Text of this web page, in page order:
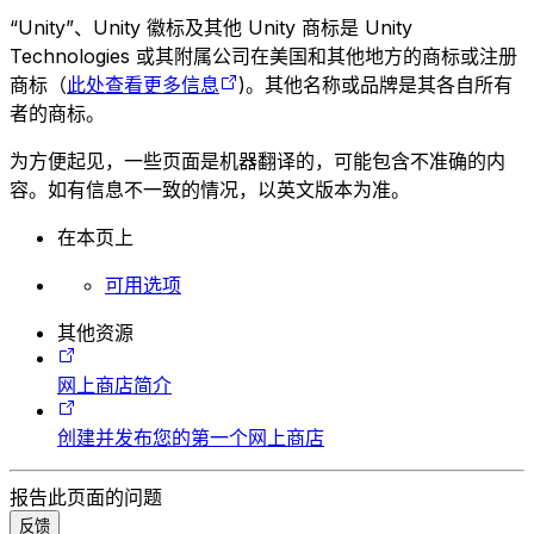
“Unity”、Unity 徽标及其他 Unity 商标是 Unity
Technologies 或其附属公司在美国和其他地方的商标或注册
商标（此处查看更多信息
)。其他名称或品牌是其各自所有
者的商标。
为方便起见，一些页面是机器翻译的，可能包含不准确的内
容。如有信息不一致的情况，以英文版本为准。
在本页上
可用选项
其他资源
网上商店简介
创建并发布您的第一个网上商店
报告此页面的问题
反馈